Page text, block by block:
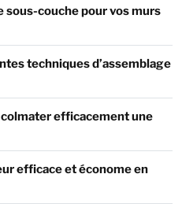
sous-couche pour vos murs
techniques d’assemblage
efficacement une
efficace et économe en